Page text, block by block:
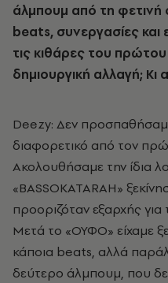
άλμπουμ από τη φετινή
beats, συνεργασίες
τις κιθάρες του
δημιουργική αλλαγή;
Deezy: Δεν
διαφορετικό από τον
Ακολουθήσαμε την ίδια
«BASSOKATARAH»
προοριζόταν εξαρχής
Μετά το «ΟΥΦΟ» είχαμε
κάποια beats, αλλά
δεύτερο άλμπουμ, που